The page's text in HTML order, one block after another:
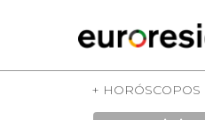
+ HORÓSCOPOS